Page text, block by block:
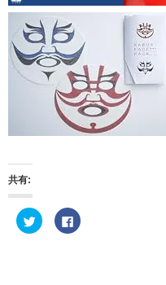
共有:
ク
リ
F
a